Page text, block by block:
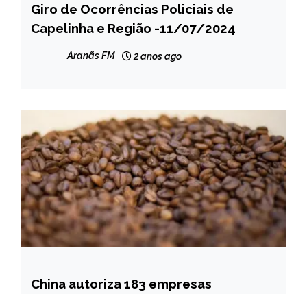
CAPELINHA
MINAS
Giro de Ocorrências Policiais de
Capelinha e Região -11/07/2024
Aranãs FM 2 anos ago
BRASIL
China autoriza 183 empresas